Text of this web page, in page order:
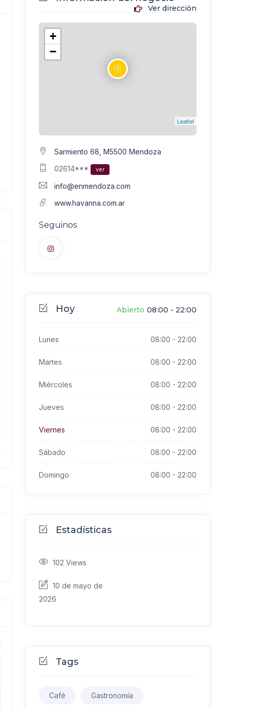
Ver dirección
+
−
Leaflet
Sarmiento 68, M5500 Mendoza
02614***
ver
info@enmendoza.com
www.havanna.com.ar
Seguinos
Hoy Abierto 08:00 - 22:00
Lunes 08:00 - 22:00
Martes 08:00 - 22:00
Miércoles 08:00 - 22:00
Jueves 08:00 - 22:00
Viernes 08:00 - 22:00
Sábado 08:00 - 22:00
Domingo 08:00 - 22:00
Estadísticas
102 Views
10 de mayo de
2026
Tags
Café Gastronomía